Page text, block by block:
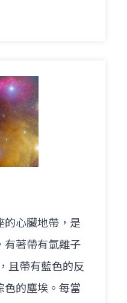
的心臟地帶，是
有著帶有氫離子
且帶有藍色的反
色的塵埃。每當